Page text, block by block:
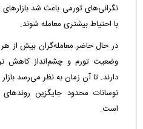
نگرانی‌های تورمی باعث شد
با احتیاط بیشتری معامله شوند.
در حال حاضر معامله‌گران بیش از هر
وضعیت تورم و چشم‌انداز کاهش
دارند. تا آن زمان به نظر می‌رسد بازار
نوسانات محدود جایگزین
است.